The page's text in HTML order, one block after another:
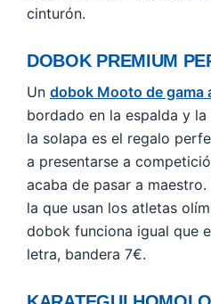
cinturón.
DOBOK PREMIUM
Un dobok Mooto de gama
bordado en la espalda y
la solapa es el regalo
a presentarse a
acaba de pasar a
la que usan los atletas
dobok funciona igual que
letra, bandera 7€.